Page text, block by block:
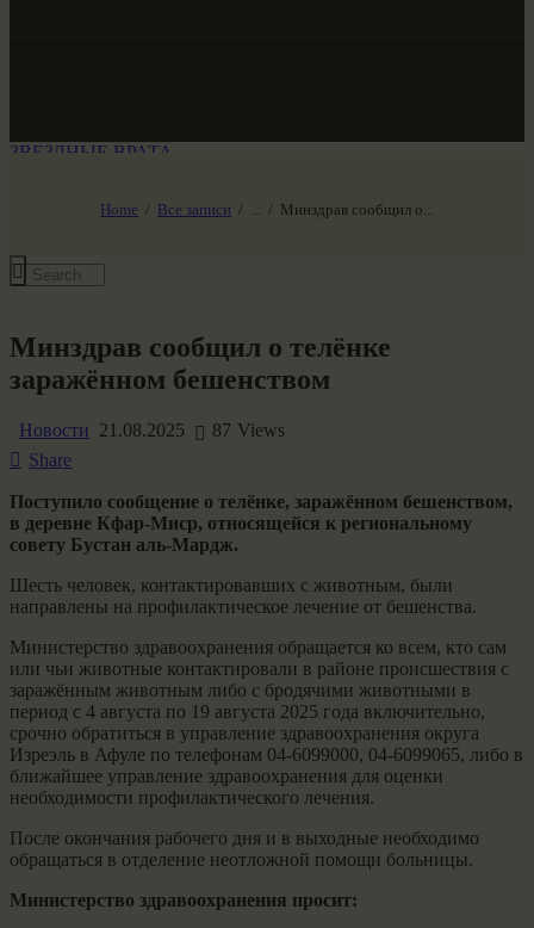
Home Все записи Минздрав сообщил о...
ЗВЕЗДНЫЕ ВРАТА
Минздрав сообщил о телёнке
заражённом бешенством
Новости 21.08.2025 87 Views
Share
Поступило сообщение о телёнке, заражённом бешенством,
в деревне Кфар-Миср, относящейся к региональному
совету Бустан аль-Мардж.
Шесть человек, контактировавших с животным, были
направлены на профилактическое лечение от бешенства.
Министерство здравоохранения обращается ко всем, кто сам
или чьи животные контактировали в районе происшествия с
заражённым животным либо с бродячими животными в
период с 4 августа по 19 августа 2025 года включительно,
срочно обратиться в управление здравоохранения округа
Изреэль в Афуле по телефонам 04-6099000, 04-6099065, либо в
ближайшее управление здравоохранения для оценки
необходимости профилактического лечения.
После окончания рабочего дня и в выходные необходимо
обращаться в отделение неотложной помощи больницы.
Министерство здравоохранения просит: